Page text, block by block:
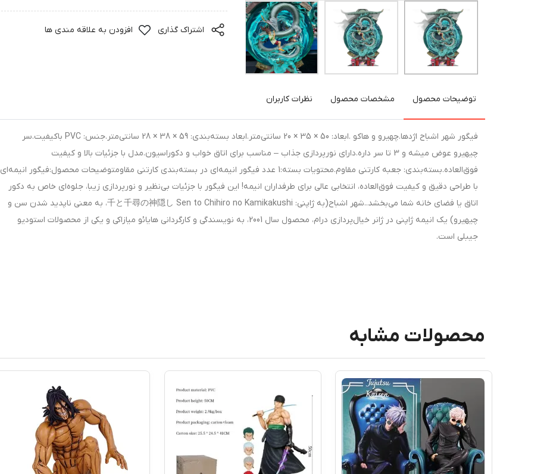
اشتراک گذاری افزودن به علاقه مندی ها
توضیحات محصول مشخصات محصول نظرات کاربران
فیگور شهر اشباح اژدها.چهیرو و هاکو .ابعاد: 50 × 35 × 20 سانتی‌متر.ابعاد بسته‌بندی: 59 × 38 × 28 سانتی‌متر.جنس: PVC باکیفیت.سر
چیهیرو عوض میشه و 3 تا سر داره.دارای نورپردازی جذاب – مناسب برای اتاق خواب و دکوراسیون.مدل با جزئیات بالا و کیفیت
فوق‌العاده.بسته‌بندی: جعبه کارتنی مقاوم.محتویات بسته:1 عدد فیگور انیمه‌ای در بسته‌بندی کارتنی مقاومتوضیحات محصول:فیگور انیمه‌ای
با طراحی دقیق و کیفیت فوق‌العاده، انتخابی عالی برای طرفداران انیمه! این فیگور با جزئیات بی‌نظیر و نورپردازی زیبا، جلوه‌ای خاص به دکور
اتاق یا فضای خانه شما می‌بخشد..شهر اشباح(به ژاپنی: 千と千尋の神隠し Sen to Chihiro no Kamikakushi، به معنی ناپدید شدن سن و
چیهیرو) یک انیمه ژاپنی در ژانر خیال‌پردازی درام، محصول سال 2001، به نویسندگی و کارگردانی هایائو میازاکی و یکی از محصولات استودیو
جیبلی است.
محصولات مشابه